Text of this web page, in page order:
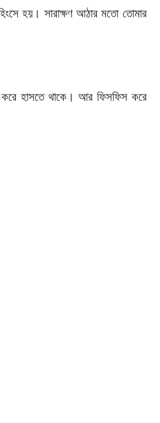
হয়। সারাক্ষণ আঠার মতো তোমার
করে হাসতে থাকে। আর ফিসফিস করে